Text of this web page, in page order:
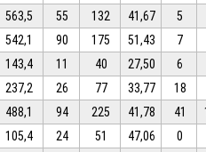
563,5 55 132 41,67 5
542,1 90 175 51,43 7
143,4 11 40 27,50 6
237,2 26 77 33,77 18
488,1 94 225 41,78 41
105,4 24 51 47,06 0